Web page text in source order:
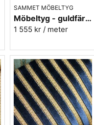
SAMMET MÖBELTYG
Möbeltyg - guldfärgad sammet - Noblesse nr.5
1 555 kr / meter